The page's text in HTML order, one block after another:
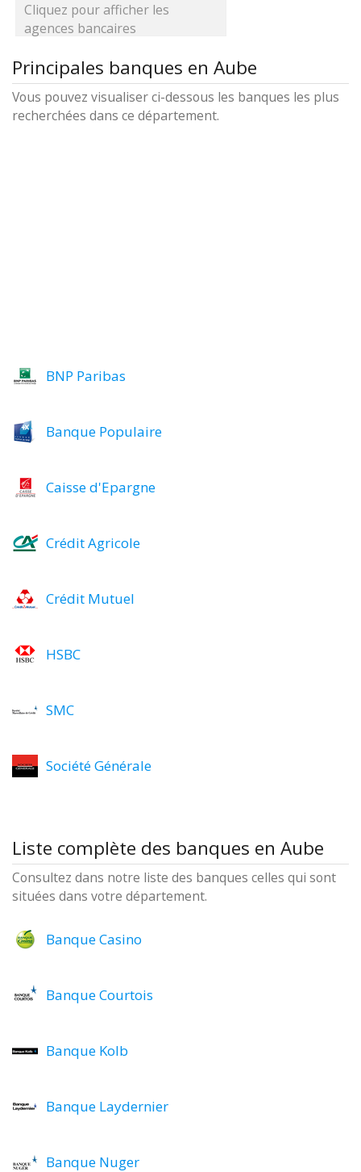
Cliquez pour afficher les
agences bancaires
Principales banques en Aube
Vous pouvez visualiser ci-dessous les banques les plus
recherchées dans ce département.
BNP Paribas
Banque Populaire
Caisse d'Epargne
Crédit Agricole
Crédit Mutuel
HSBC
SMC
Société Générale
Liste complète des banques en Aube
Consultez dans notre liste des banques celles qui sont
situées dans votre département.
Banque Casino
Banque Courtois
Banque Kolb
Banque Laydernier
Banque Nuger